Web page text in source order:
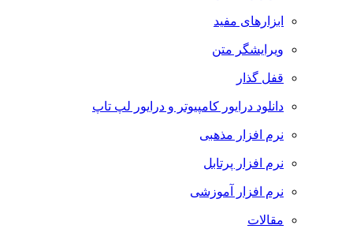
ابزارهای مفید
ویرایشگر متن
قفل گذار
دانلود درایور کامپیوتر و درایور لپ تاپ
نرم افزار مذهبی
نرم افزار پرتابل
نرم افزار آموزشی
مقالات